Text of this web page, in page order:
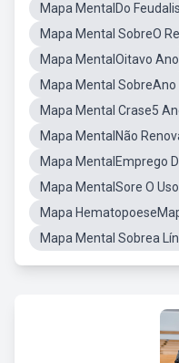
Mapa MentalDo
Mapa Mental SobreO
Mapa MentalOitavo Ano
Mapa Mental SobreAno
Mapa Mental Crase5
Mapa MentalNão
Mapa MentalEmprego
Mapa MentalSore O
Mapa
Mapa Mental Sobrea